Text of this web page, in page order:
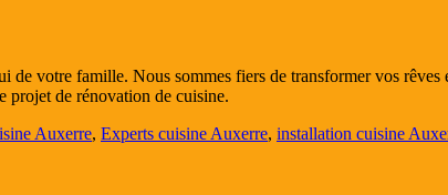
votre famille. Nous sommes fiers de transformer vos rêves
projet de rénovation de cuisine.
Auxerre, Experts cuisine Auxerre, installation cuisine